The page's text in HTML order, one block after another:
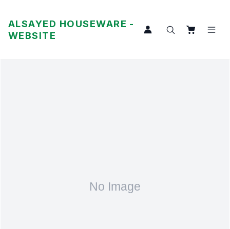
ALSAYED HOUSEWARE -
WEBSITE